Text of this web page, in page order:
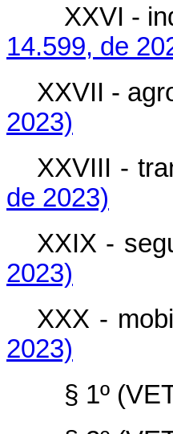
XXVI -
14.599, de
XXVII -
2023)
XXVIII -
de 2023)
XXIX -
2023)
XXX -
2023)
§ 1º